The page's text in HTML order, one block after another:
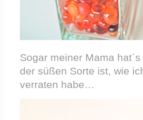
Sogar meiner Mama
der süßen Sorte ist, wie
verraten habe…